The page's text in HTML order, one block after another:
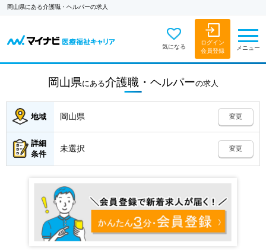
岡山県にある介護職・ヘルパーの求人
気になる
ログイン
会員登録
メニュー
岡山県にある介護職・ヘルパーの求人
地域 岡山県 変更
詳細
条件
未選択 変更